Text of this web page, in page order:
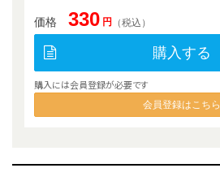
価格 330 円 （税込）
購入する
購入には会員登録が必要です
会員登録はこちら